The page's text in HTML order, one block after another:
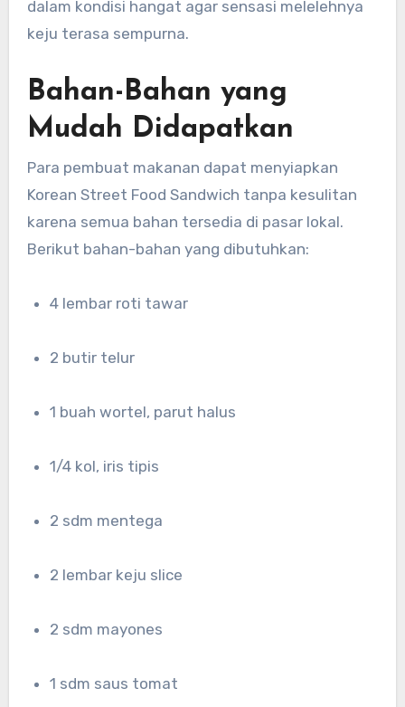
dalam kondisi hangat agar sensasi melelehnya
keju terasa sempurna.
Bahan-Bahan yang
Mudah Didapatkan
Para pembuat makanan dapat menyiapkan
Korean Street Food Sandwich tanpa kesulitan
karena semua bahan tersedia di pasar lokal.
Berikut bahan-bahan yang dibutuhkan:
4 lembar roti tawar
2 butir telur
1 buah wortel, parut halus
1/4 kol, iris tipis
2 sdm mentega
2 lembar keju slice
2 sdm mayones
1 sdm saus tomat